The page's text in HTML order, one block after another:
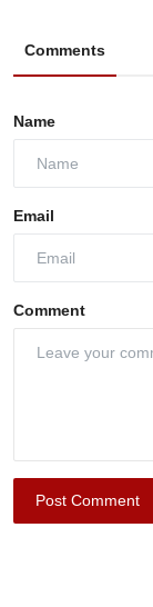
Comments
Name
Email
Comment
Post Comment